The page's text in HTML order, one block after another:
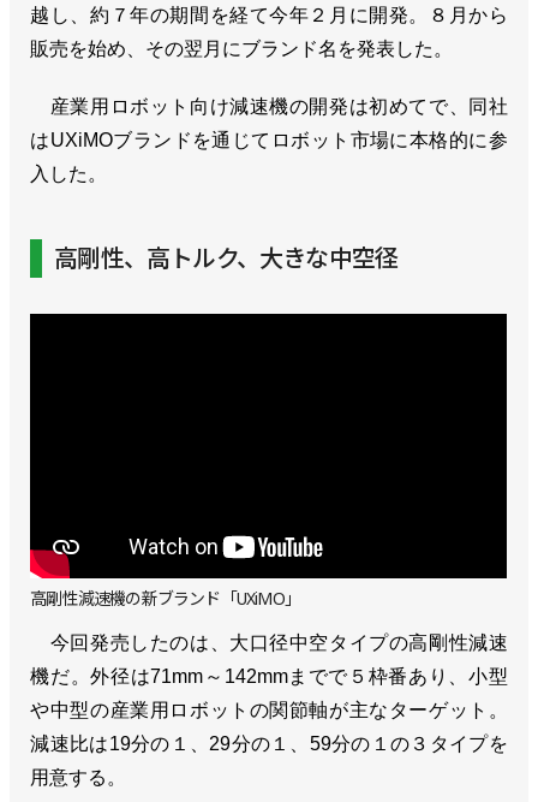
越し、約７年の期間を経て今年２月に開発。８月から
販売を始め、その翌月にブランド名を発表した。
産業用ロボット向け減速機の開発は初めてで、同社
はUXiMOブランドを通じてロボット市場に本格的に参
入した。
高剛性、高トルク、大きな中空径
高剛性減速機の新ブランド「UXiMO」
今回発売したのは、大口径中空タイプの高剛性減速
機だ。外径は71mm～142mmまでで５枠番あり、小型
や中型の産業用ロボットの関節軸が主なターゲット。
減速比は19分の１、29分の１、59分の１の３タイプを
用意する。